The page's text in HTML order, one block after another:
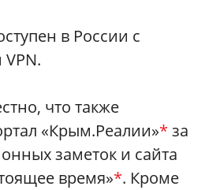
в России с
что также
«Крым.Реалии»* за
заметок и сайта
время»*. Кроме